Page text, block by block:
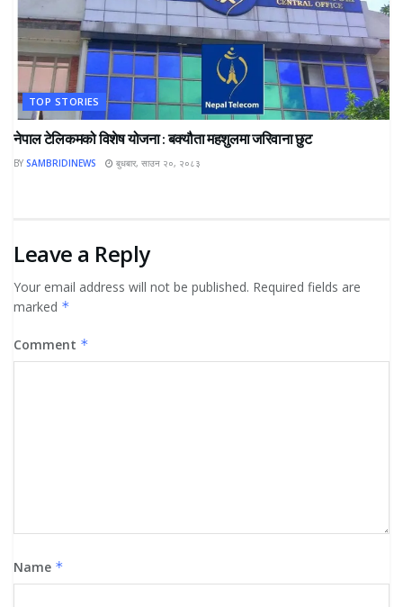
TOP STORIES
नेपाल टेलिकमको विशेष योजना : बक्यौता महशुलमा जरिवाना छुट
BY SAMBRIDINEWS बुधबार, साउन २०, २०८३
Leave a Reply
Your email address will not be published. Required fields are
marked *
Comment *
Name *